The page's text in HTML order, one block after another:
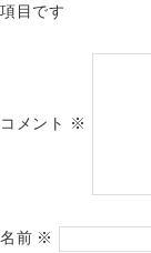
項目です
コメント ※
名前 ※